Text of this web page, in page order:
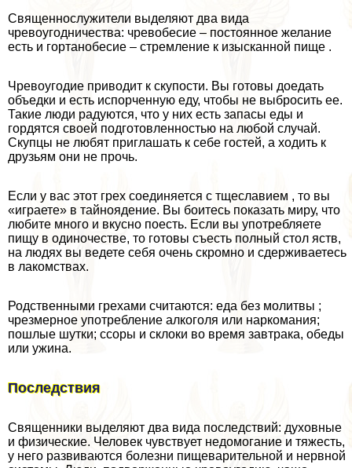
Священнослужители выделяют два вида
чревоугодничества: чревобесие – постоянное желание
есть и гортанобесие – стремление к изысканной пище .
Чревоугодие приводит к скупости. Вы готовы доедать
объедки и есть испорченную еду, чтобы не выбросить ее.
Такие люди радуются, что у них есть запасы еды и
гордятся своей подготовленностью на любой случай.
Скупцы не любят приглашать к себе гостей, а ходить к
друзьям они не прочь.
Если у вас этот грех соединяется с тщеславием , то вы
«играете» в тайноядение. Вы боитесь показать миру, что
любите много и вкусно поесть. Если вы употрeбляете
пищу в одиночестве, то готовы съесть полный стол яств,
на людях вы ведете себя очень скромно и сдерживаетесь
в лакомствах.
Родственными грехами считаются: еда без молитвы ;
чрезмерное употрeбление алкоголя или наркомания;
пошлые шутки; ссоры и склоки во время завтpaка, обеды
или ужина.
Последствия
Священники выделяют два вида последствий: духовные
и физические. Человек чувствует недомогание и тяжесть,
у него развиваются болезни пищеварительной и нервной